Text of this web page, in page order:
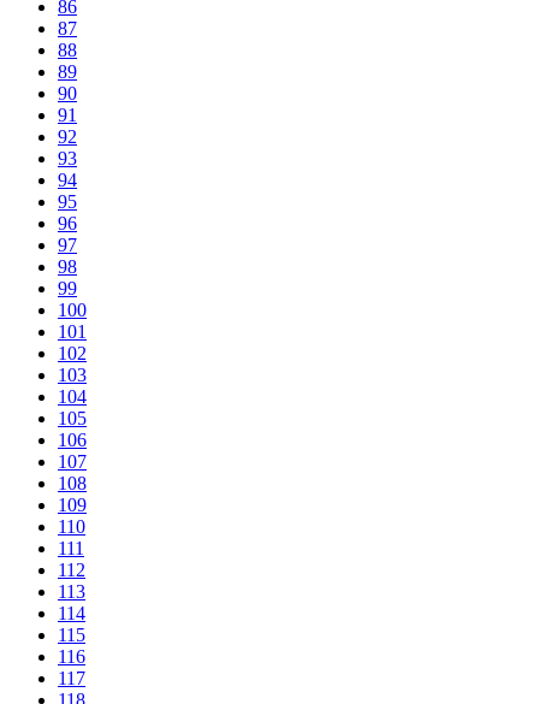
86
87
88
89
90
91
92
93
94
95
96
97
98
99
100
101
102
103
104
105
106
107
108
109
110
111
112
113
114
115
116
117
118